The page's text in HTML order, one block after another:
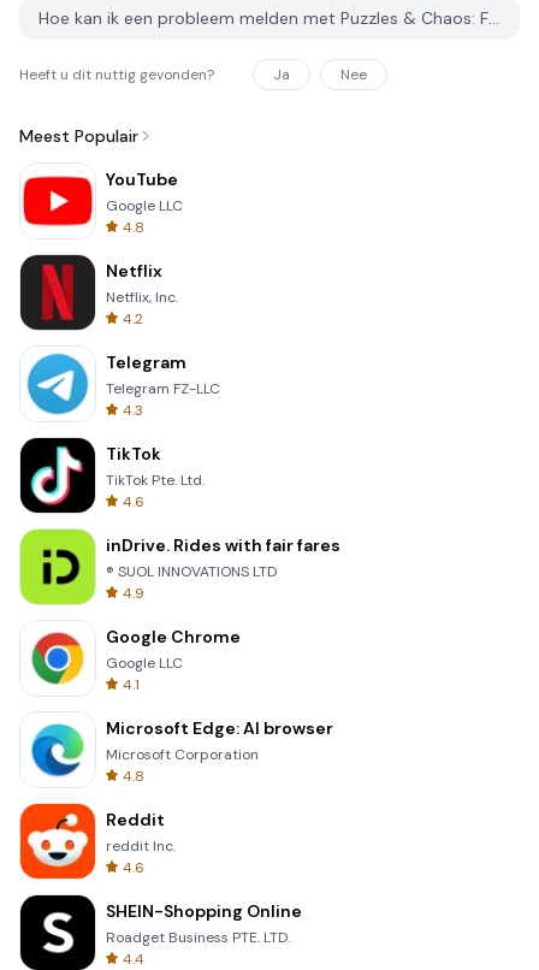
Hoe kan ik een probleem melden met Puzzles & Chaos: Frozen Castle op PGYER APK HUB?
Heeft u dit nuttig gevonden? Ja Nee
Meest Populair
YouTube
Google LLC
4.8
Netflix
Netflix, Inc.
4.2
Telegram
Telegram FZ-LLC
4.3
TikTok
TikTok Pte. Ltd.
4.6
inDrive. Rides with fair fares
® SUOL INNOVATIONS LTD
4.9
Google Chrome
Google LLC
4.1
Microsoft Edge: AI browser
Microsoft Corporation
4.8
Reddit
reddit Inc.
4.6
SHEIN-Shopping Online
Roadget Business PTE. LTD.
4.4